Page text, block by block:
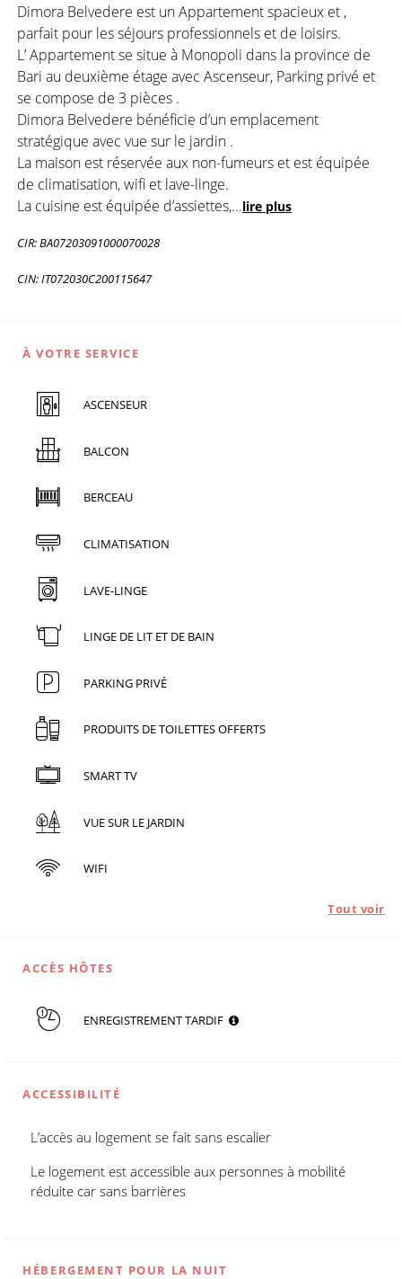
Dimora Belvedere est un Appartement spacieux et ,
parfait pour les séjours professionnels et de loisirs.
L’ Appartement se situe à Monopoli dans la province de
Bari au deuxième étage avec Ascenseur, Parking privé et
se compose de 3 pièces .
Dimora Belvedere bénéficie d’un emplacement
stratégique avec vue sur le jardin .
La maison est réservée aux non-fumeurs et est équipée
de climatisation, wifi et lave-linge.
La cuisine est équipée d’assiettes,...lire plus
CIR: BA07203091000070028
CIN: IT072030C200115647
À VOTRE SERVICE
ASCENSEUR
BALCON
BERCEAU
CLIMATISATION
LAVE-LINGE
LINGE DE LIT ET DE BAIN
PARKING PRIVÉ
PRODUITS DE TOILETTES OFFERTS
SMART TV
VUE SUR LE JARDIN
WIFI
Tout voir
ACCÈS HÔTES
ENREGISTREMENT TARDIF
ACCESSIBILITÉ
L’accès au logement se fait sans escalier
Le logement est accessible aux personnes à mobilité
réduite car sans barrières
HÉBERGEMENT POUR LA NUIT